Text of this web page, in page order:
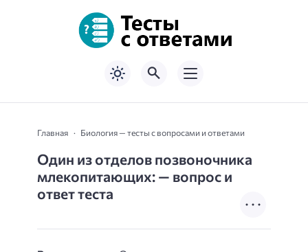
Главная Биология — тесты с вопросами и ответами
Один из отделов позвоночника
млекопитающих: — вопрос и
ответ теста